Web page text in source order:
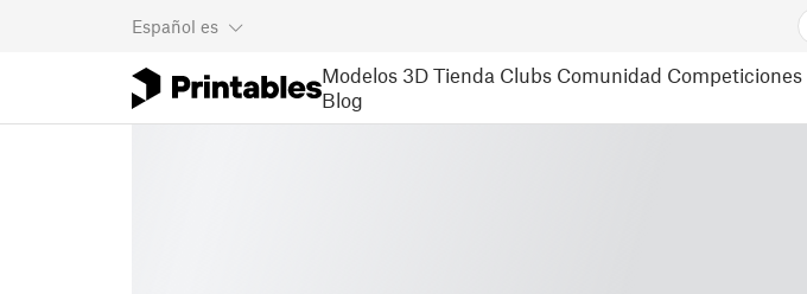
Español es
Modelos 3D Tienda Clubs Comunidad Competiciones
Blog